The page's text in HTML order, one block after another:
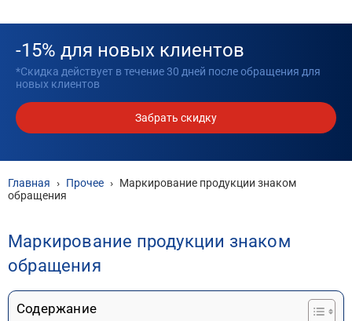
-15% для новых клиентов
*Скидка действует в течение 30 дней после обращения для
новых клиентов
Забрать скидку
Главная › Прочее › Маркирование продукции знаком
обращения
Маркирование продукции знаком
обращения
Содержание